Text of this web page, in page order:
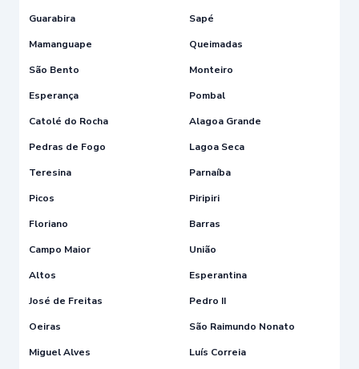
Guarabira
Sapé
Mamanguape
Queimadas
São Bento
Monteiro
Esperança
Pombal
Catolé do Rocha
Alagoa Grande
Pedras de Fogo
Lagoa Seca
Teresina
Parnaíba
Picos
Piripiri
Floriano
Barras
Campo Maior
União
Altos
Esperantina
José de Freitas
Pedro II
Oeiras
São Raimundo Nonato
Miguel Alves
Luís Correia